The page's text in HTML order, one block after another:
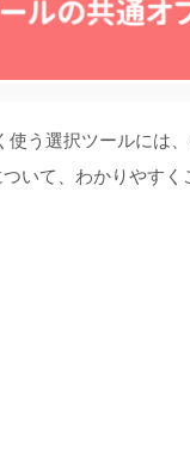
う選択ツールには
いて、わかりやすく